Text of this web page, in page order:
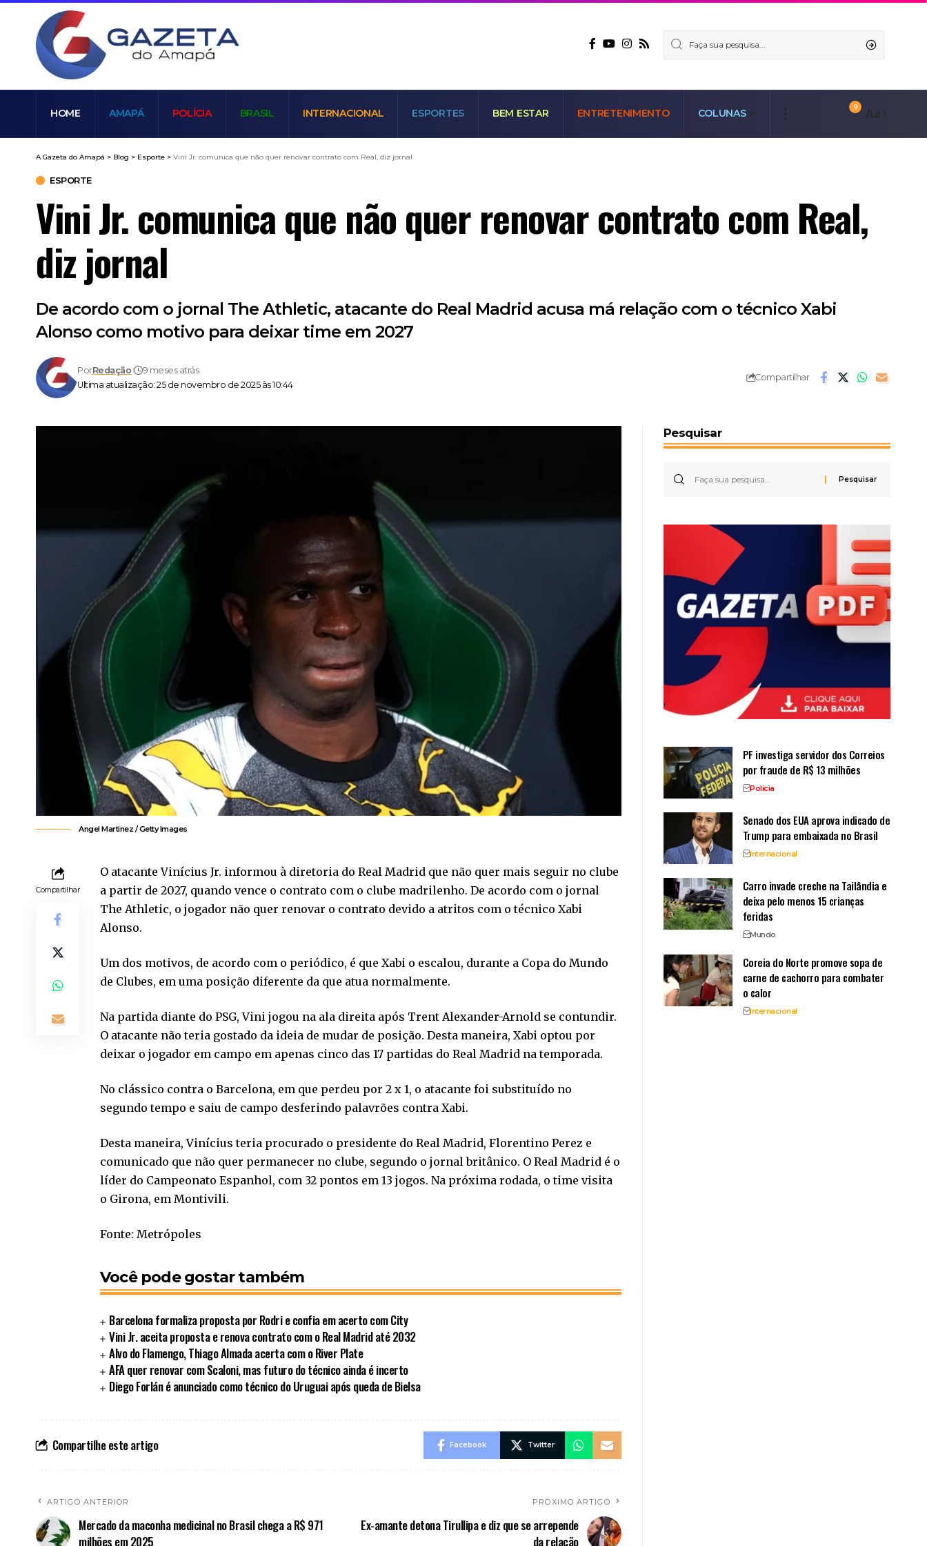
HOME AMAPÁ POLÍCIA BRASIL INTERNACIONAL ESPORTES BEM ESTAR ENTRETENIMENTO COLUNAS
9 Aa
A Gazeta do Amapá > Blog > Esporte > Vini Jr. comunica que não quer renovar contrato com Real, diz jornal
ESPORTE
Vini Jr. comunica que não quer renovar contrato com Real,
diz jornal
De acordo com o jornal The Athletic, atacante do Real Madrid acusa má relação com o técnico Xabi
Alonso como motivo para deixar time em 2027
Ultima atualização: 25 de novembro de 2025 às 10:44
PorRedação 9 meses atrás
Compartilhar
Angel Martinez / Getty Images
Compartilhar
O atacante Vinícius Jr. informou à diretoria do Real Madrid que não quer mais seguir no clube
a partir de 2027, quando vence o contrato com o clube madrilenho. De acordo com o jornal
The Athletic, o jogador não quer renovar o contrato devido a atritos com o técnico Xabi
Alonso.
Um dos motivos, de acordo com o periódico, é que Xabi o escalou, durante a Copa do Mundo
de Clubes, em uma posição diferente da que atua normalmente.
Na partida diante do PSG, Vini jogou na ala direita após Trent Alexander-Arnold se contundir.
O atacante não teria gostado da ideia de mudar de posição. Desta maneira, Xabi optou por
deixar o jogador em campo em apenas cinco das 17 partidas do Real Madrid na temporada.
No clássico contra o Barcelona, em que perdeu por 2 x 1, o atacante foi substituído no
segundo tempo e saiu de campo desferindo palavrões contra Xabi.
Desta maneira, Vinícius teria procurado o presidente do Real Madrid, Florentino Perez e
comunicado que não quer permanecer no clube, segundo o jornal britânico. O Real Madrid é o
líder do Campeonato Espanhol, com 32 pontos em 13 jogos. Na próxima rodada, o time visita
o Girona, em Montivili.
Fonte: Metrópoles
Você pode gostar também
Barcelona formaliza proposta por Rodri e confia em acerto com City
Vini Jr. aceita proposta e renova contrato com o Real Madrid até 2032
Alvo do Flamengo, Thiago Almada acerta com o River Plate
AFA quer renovar com Scaloni, mas futuro do técnico ainda é incerto
Diego Forlán é anunciado como técnico do Uruguai após queda de Bielsa
Compartilhe este artigo Facebook Twitter
ARTIGO ANTERIOR
Mercado da maconha medicinal no Brasil chega a R$ 971
milhões em 2025
PRÓXIMO ARTIGO
Ex-amante detona Tirullipa e diz que se arrepende
da relação
Pesquisar
PF investiga servidor dos Correios
por fraude de R$ 13 milhões
Polícia
Senado dos EUA aprova indicado de
Trump para embaixada no Brasil
Internacional
Carro invade creche na Tailândia e
deixa pelo menos 15 crianças
feridas
Mundo
Coreia do Norte promove sopa de
carne de cachorro para combater
o calor
Internacional